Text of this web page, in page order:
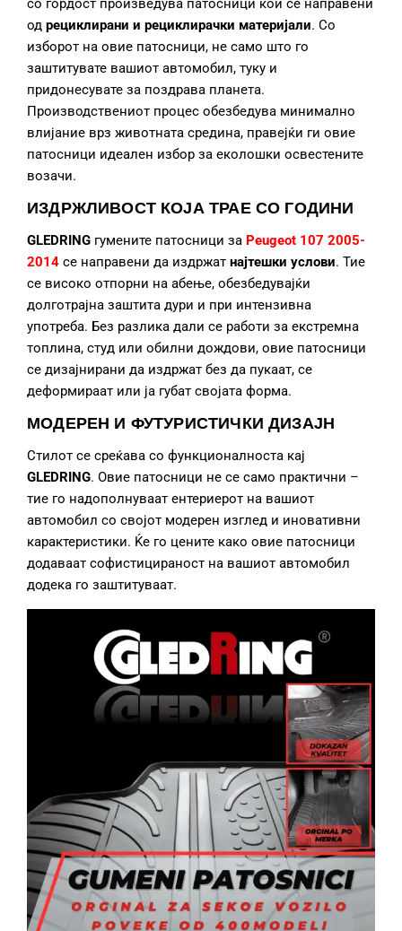
со гордост произведува патосници кои се направени
од рециклирани и рециклирачки материјали. Со
изборот на овие патосници, не само што го
заштитувате вашиот автомобил, туку и
придонесувате за поздрава планета.
Производствениот процес обезбедува минимално
влијание врз животната средина, правејќи ги овие
патосници идеален избор за еколошки освестените
возачи.
ИЗДРЖЛИВОСТ КОЈА ТРАЕ СО ГОДИНИ
GLEDRING гумените патосници за Peugeot 107 2005-
2014 се направени да издржат најтешки услови. Тие
се високо отпорни на абење, обезбедувајќи
долготрајна заштита дури и при интензивна
употреба. Без разлика дали се работи за екстремна
топлина, студ или обилни дождови, овие патосници
се дизајнирани да издржат без да пукаат, се
деформираат или ја губат својата форма.
МОДЕРЕН И ФУТУРИСТИЧКИ ДИЗАЈН
Стилот се среќава со функционалноста кај
GLEDRING. Овие патосници не се само практични –
тие го надополнуваат ентериерот на вашиот
автомобил со својот модерен изглед и иновативни
карактеристики. Ќе го цените како овие патосници
додаваат софистицираност на вашиот автомобил
додека го заштитуваат.